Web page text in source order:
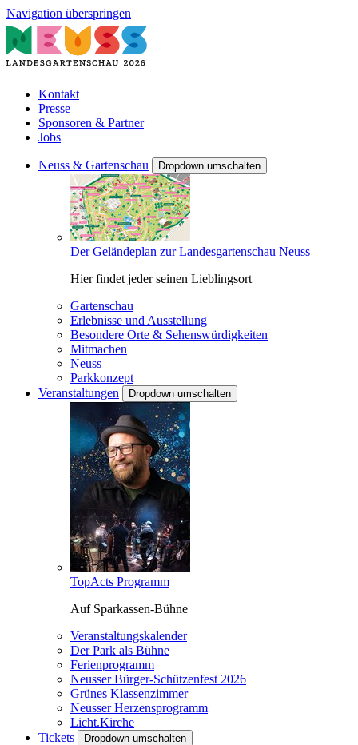
Navigation überspringen
Kontakt
Presse
Sponsoren & Partner
Jobs
Neuss & Gartenschau Dropdown umschalten
Der Geländeplan zur Landesgartenschau Neuss
Hier findet jeder seinen Lieblingsort
Gartenschau
Erlebnisse und Ausstellung
Besondere Orte & Sehenswürdigkeiten
Mitmachen
Neuss
Parkkonzept
Veranstaltungen
Dropdown umschalten
TopActs Programm
Auf Sparkassen-Bühne
Veranstaltungskalender
Der Park als Bühne
Ferienprogramm
Neusser Bürger-Schützenfest 2026
Grünes Klassenzimmer
Neusser Herzensprogramm
Licht.Kirche
Tickets
Dropdown umschalten